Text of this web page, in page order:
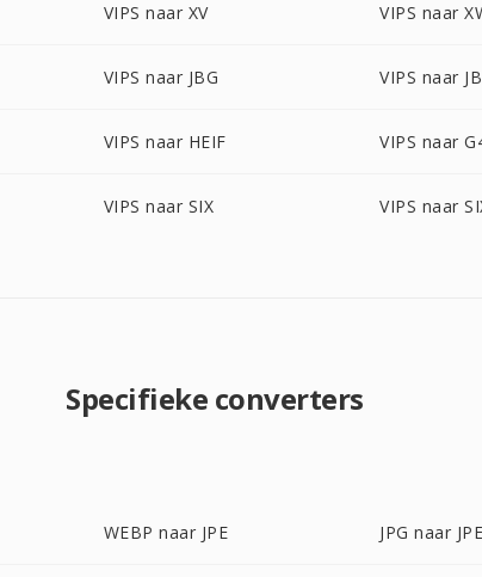
VIPS naar XV VIPS naar
VIPS naar JBG VIPS naar
VIPS naar HEIF VIPS naar
VIPS naar SIX VIPS naar
Specifieke converters
WEBP naar JPE JPG naar JPE